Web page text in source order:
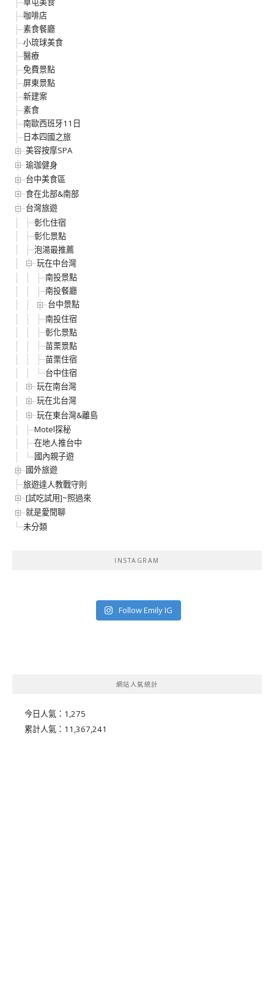
咖啡店
素食餐廳
小琉球美食
醫療
免費景點
屏東景點
新建案
素食
南歐西班牙11日
日本四國之旅
美容按摩SPA
瑜珈健身
台中美食區
食在北部&南部
台灣旅遊
彰化住宿
彰化景點
泡湯最推薦
玩在中台灣
南投景點
南投餐廳
台中景點
南投住宿
彰化景點
苗栗景點
苗栗住宿
台中住宿
玩在南台灣
玩在北台灣
玩在東台灣&離島
Motel探秘
在地人推台中
國內親子遊
國外旅遊
旅遊達人教戰守則
[試吃試用]~照過來
就是愛閒聊
未分類
INSTAGRAM
Follow Emily IG
網站人氣統計
今日人氣： 1,275
累計人氣： 11,367,241